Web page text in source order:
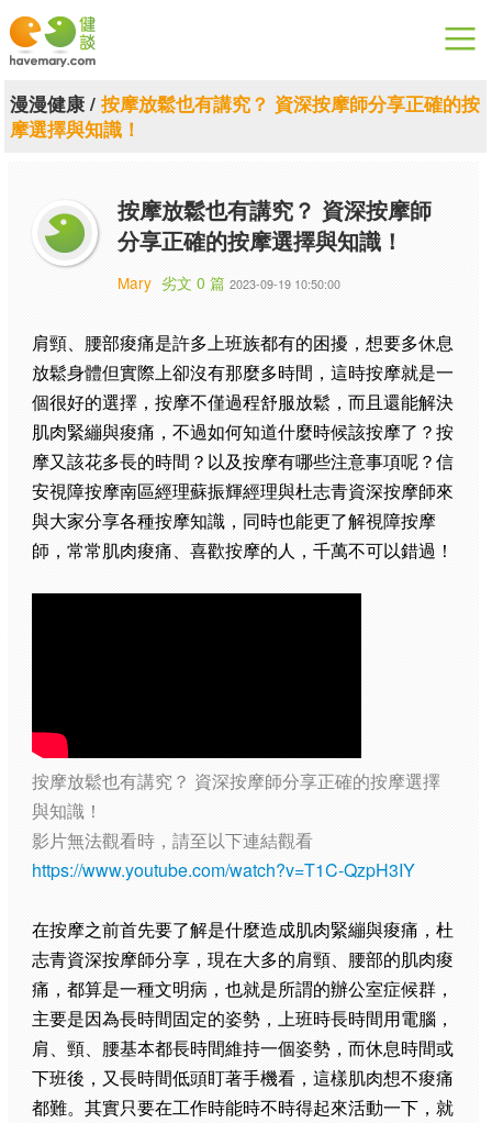
漫漫健康
關於健談
聯絡我們
漫漫健康/ 按摩放鬆也有講究？ 資深按摩師分享正確的按
摩選擇與知識！
按摩放鬆也有講究？ 資深按摩師
分享正確的按摩選擇與知識！
Mary 劣文 0 篇 2023-09-19 10:50:00
肩頸、腰部痠痛是許多上班族都有的困擾，想要多休息
放鬆身體但實際上卻沒有那麼多時間，這時按摩就是一
個很好的選擇，按摩不僅過程舒服放鬆，而且還能解決
肌肉緊繃與痠痛，不過如何知道什麼時候該按摩了？按
摩又該花多長的時間？以及按摩有哪些注意事項呢？信
安視障按摩南區經理蘇振輝經理與杜志青資深按摩師來
與大家分享各種按摩知識，同時也能更了解視障按摩
師，常常肌肉痠痛、喜歡按摩的人，千萬不可以錯過！
按摩放鬆也有講究？ 資深按摩師分享正確的按摩選擇
與知識！
影片無法觀看時，請至以下連結觀看
https://www.youtube.com/watch?v=T1C-QzpH3IY
在按摩之前首先要了解是什麼造成肌肉緊繃與痠痛，杜
志青資深按摩師分享，現在大多的肩頸、腰部的肌肉痠
痛，都算是一種文明病，也就是所謂的辦公室症候群，
主要是因為長時間固定的姿勢，上班時長時間用電腦，
肩、頸、腰基本都長時間維持一個姿勢，而休息時間或
下班後，又長時間低頭盯著手機看，這樣肌肉想不痠痛
都難。其實只要在工作時能時不時得起來活動一下，就